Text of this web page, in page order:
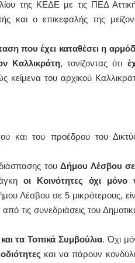
της ΚΕΔΕ με τις ΠΕΔ
και ο επικεφαλής της
που έχει καταθέσει η
Καλλικράτη, τονίζοντας ότι
του αρχικού
και του προέδρου του
τουΔήμου Λέσβου
οι Κοινότητες όχι μόνο
Λέσβου σε 5 μικρότερους,
τις συνεδριάσεις του
τα Τοπικά Συμβούλια. Όχι
και να πάρουν
Α. ΜΑΛΛΙΑΣ
ΧΕΙΡΟΥΡΓΟΣ
ΟΦΘΑΛΜΙΑΤΡΟΣ
Διδάκτωρ Ιατρικής Σχολής
Πανεπιστημίου Αθηνών
Καλλιπόλεως 3,Νέα Σμύρνη,
Διδ.Παν.Αθηνών
Διπλωματούχος Ευρ.Ακαδημίας
Πάρνηθας 95-97 Αχαρναί
2102467085 & 6938502258
email- elenboumpa@gmail.com